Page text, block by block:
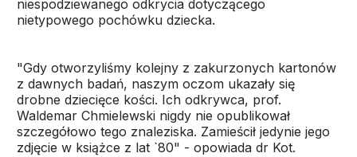
niespodziewanego odkrycia dotyczącego
nietypowego pochówku dziecka.
"Gdy otworzyliśmy kolejny z zakurzonych kartonów
z dawnych badań, naszym oczom ukazały się
drobne dziecięce kości. Ich odkrywca, prof.
Waldemar Chmielewski nigdy nie opublikował
szczegółowo tego znaleziska. Zamieścił jedynie jego
zdjęcie w książce z lat `80" - opowiada dr Kot.